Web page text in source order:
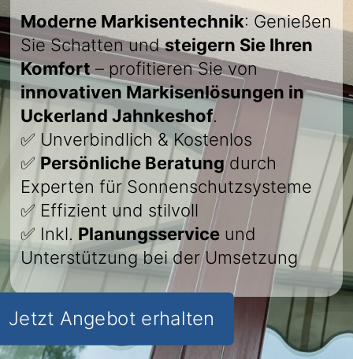
Moderne Markisentechnik: Genießen
Sie Schatten undsteigern Sie Ihren
Komfort – profitieren Sie von
innovativen Markisenlösungen in
Uckerland Jahnkeshof.
✅ Unverbindlich & Kostenlos
✅ Persönliche Beratungdurch
Experten für Sonnenschutzsysteme
✅ Effizient und stilvoll
✅ Inkl. Planungsservice und
Unterstützung bei der Umsetzung
Jetzt Angebot erhalten